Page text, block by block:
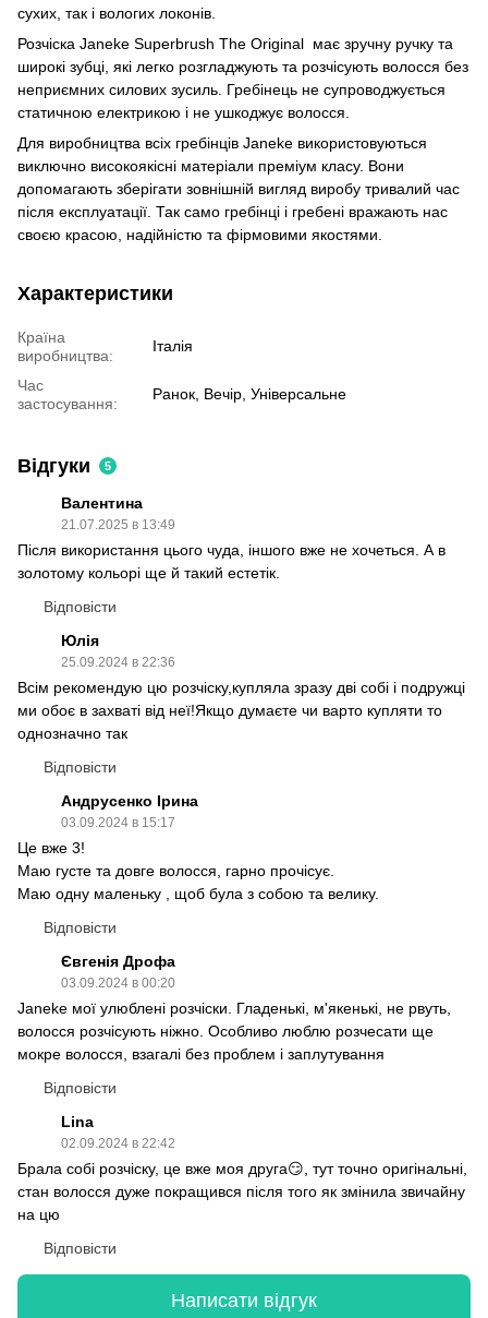
сухих, так і вологих локонів.
Розчіска Janeke Superbrush The Original має зручну ручку та
широкі зубці, які легко розгладжують та розчісують волосся без
неприємних силових зусиль. Гребінець не супроводжується
статичною електрикою і не ушкоджує волосся.
Для виробництва всіх гребінців Janeke використовуються
виключно високоякісні матеріали преміум класу. Вони
допомагають зберігати зовнішній вигляд виробу тривалий час
після експлуатації. Так само гребінці і гребені вражають нас
своєю красою, надійністю та фірмовими якостями.
Характеристики
Країна
виробництва:
Італія
Час
застосування:
Ранок, Вечір, Універсальне
Відгуки 5
Валентина
21.07.2025 в 13:49
Після використання цього чуда, іншого вже не хочеться. А в
золотому кольорі ще й такий естетік.
Відповісти
Юлія
25.09.2024 в 22:36
Всім рекомендую цю розчіску,купляла зразу дві собі і подружці
ми обоє в захваті від неї!Якщо думаєте чи варто купляти то
однозначно так
Відповісти
Андрусенко Ірина
03.09.2024 в 15:17
Це вже 3!
Маю густе та довге волосся, гарно прочісує.
Маю одну маленьку , щоб була з собою та велику.
Відповісти
Євгенія Дрофа
03.09.2024 в 00:20
Janeke мої улюблені розчіски. Гладенькі, м'якенькі, не рвуть,
волосся розчісують ніжно. Особливо люблю розчесати ще
мокре волосся, взагалі без проблем і заплутування
Відповісти
Lina
02.09.2024 в 22:42
Брала собі розчіску, це вже моя друга😏, тут точно оригінальні,
стан волосся дуже покращився після того як змінила звичайну
на цю
Відповісти
Написати відгук